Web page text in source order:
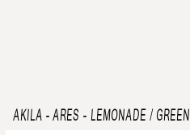
AKILA - ARES - LEMONADE / GREEN